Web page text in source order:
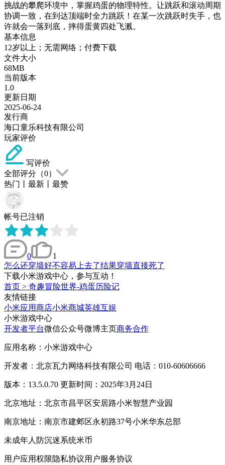
挑战的攀爬环境中，掌握鸡蛋的物理特性。让跳跃和滚动周期
协调一致，在到达顶端时全力跳跃！在某一次跳跃时失手，也
许就会一落到底，摔得蛋黄四处飞溅。
基本信息
12岁以上；无需网络；付费下载
文件大小
68MB
当前版本
1.0
更新日期
2025-06-24
发行商
海口童乐科技有限公司
玩家评价
写评价
全部评分（0）
热门
最新 最赞
帐号已注销
0
1
怎么还穿墙好不容易上去了结果穿墙直接死了
下载小米游戏中心，参与互动！
首页 > 奇趣冒险世界-鸡蛋历险记
友情链接
小米应用商店小米商城英雄互娱
小米游戏中心
开发者平台微信公众号微博主页商务合作
应用名称：小米游戏中心
开发者：北京瓦力网络科技有限公司 电话：010-60606666
版本：13.5.0.70 更新时间：2025年3月24日
北京地址：北京市昌平区安居路小米智慧产业园
南京地址：南京市建邺区永初路37号小米华东总部
未成年人防沉迷系统米币
用户应用权限隐私协议用户服务协议